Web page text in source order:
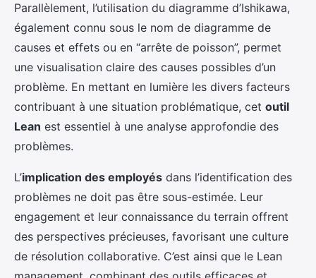
Parallèlement, l’utilisation du diagramme d’Ishikawa,
également connu sous le nom de diagramme de
causes et effets ou en “arrête de poisson”, permet
une visualisation claire des causes possibles d’un
problème. En mettant en lumière les divers facteurs
contribuant à une situation problématique, cet outil
Lean est essentiel à une analyse approfondie des
problèmes.
L’implication des employés dans l’identification des
problèmes ne doit pas être sous-estimée. Leur
engagement et leur connaissance du terrain offrent
des perspectives précieuses, favorisant une culture
de résolution collaborative. C’est ainsi que le Lean